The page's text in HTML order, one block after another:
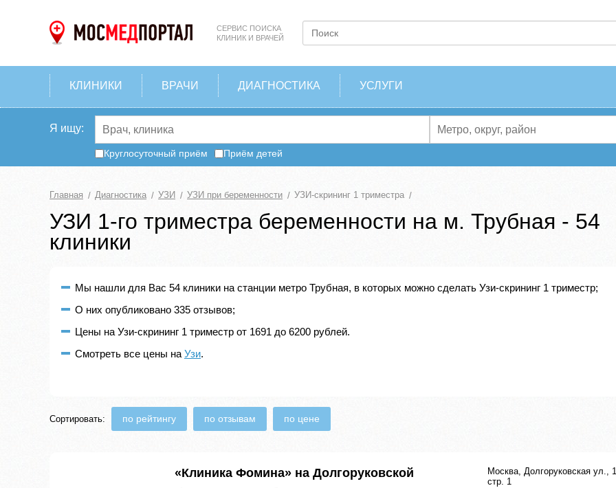
СЕРВИС ПОИСКА
КЛИНИК И ВРАЧЕЙ
КЛИНИКИ ВРАЧИ ДИАГНОСТИКА УСЛУГИ
Я ищу:
Круглосуточный приём Приём детей
Главная Диагностика УЗИ УЗИ при беременности УЗИ-скрининг 1 триместра
УЗИ 1-го триместра беременности на м. Трубная - 54
клиники
Мы нашли для Вас 54 клиники на станции метро Трубная, в которых можно сделать Узи-скрининг 1 триместр;
О них опубликовано 335 отзывов;
Цены на Узи-скрининг 1 триместр от 1691 до 6200 рублей.
Смотреть все цены на Узи.
Сортировать: по рейтингу по отзывам по цене
«Клиника Фомина» на Долгоруковской
Москва, Долгоруковская ул.,
стр. 1